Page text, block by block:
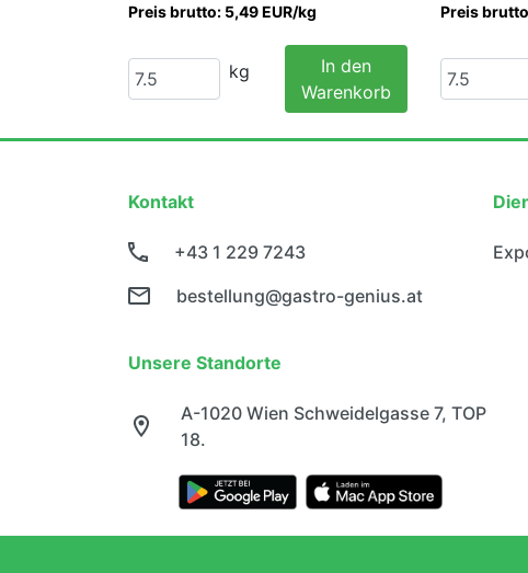
Preis brutto: 5,49 EUR/kg
kg
In den
Warenkorb
Preis
Kontakt
+43 1 229 7243
bestellung@gastro-genius.at
Unsere Standorte
A-1020 Wien Schweidelgasse 7, TOP
18.